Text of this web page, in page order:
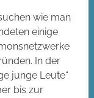
wie man
einige
In der
junge Leute“
bis zur